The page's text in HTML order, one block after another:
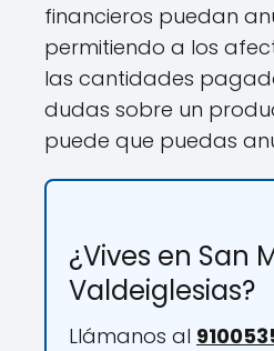
financieros puedan
permitiendo a los
las cantidades
dudas sobre un
puede que puedas
¿Vives en San
Valdeiglesias?
Llámanos al